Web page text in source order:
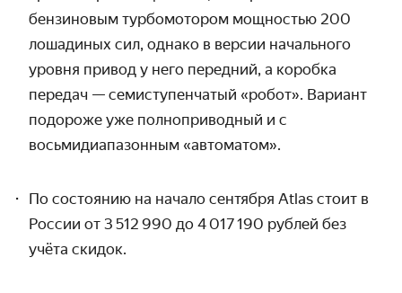
бензиновым турбомотором мощностью 200
лошадиных сил, однако в версии начального
уровня привод у него передний, а коробка
передач — семиступенчатый «робот». Вариант
подороже уже полноприводный и с
восьмидиапазонным «автоматом».
По состоянию на начало сентября Atlas стоит в
России от 3 512 990 до 4 017 190 рублей без
учёта скидок.